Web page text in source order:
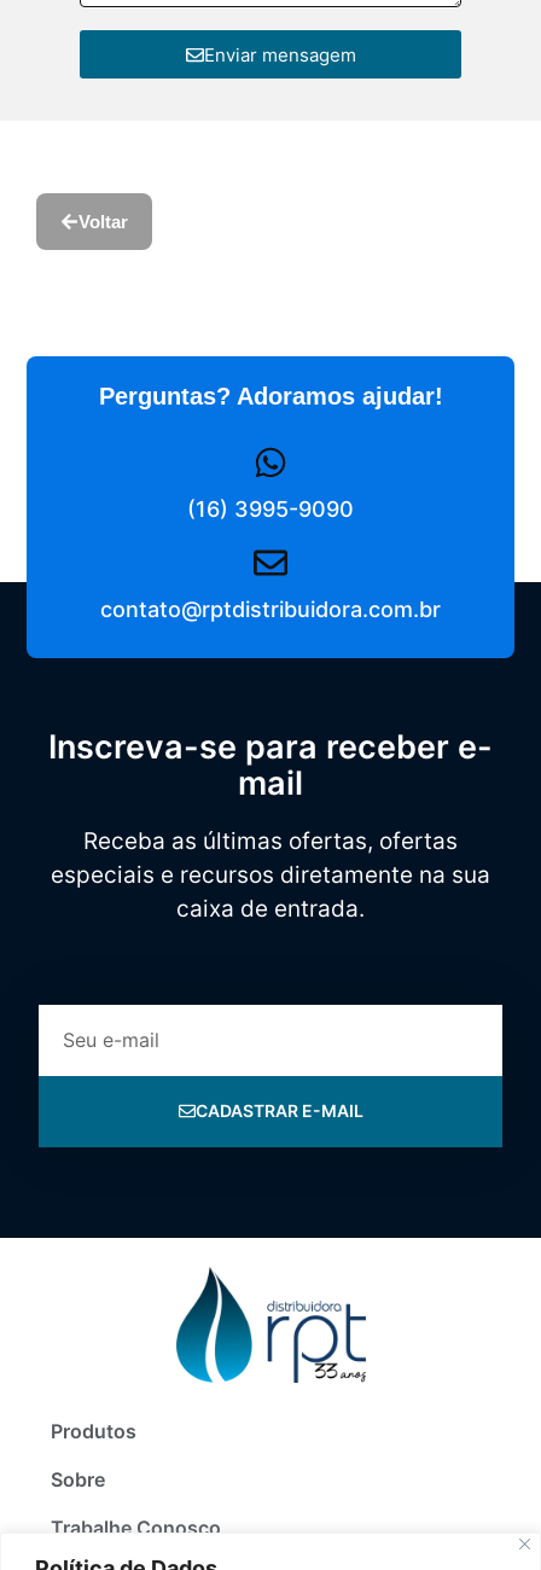
Enviar mensagem
Voltar
Perguntas? Adoramos ajudar!
(16) 3995-9090
contato@rptdistribuidora.com.br
Inscreva-se para receber e-
mail
Receba as últimas ofertas, ofertas
especiais e recursos diretamente na sua
caixa de entrada.
CADASTRAR E-MAIL
Produtos
Sobre
Trabalhe Conosco